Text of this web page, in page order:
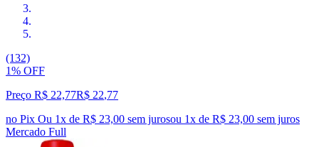
(132)
1% OFF
Preço R$ 22,77R$ 22,77
no Pix Ou 1x de R$ 23,00 sem jurosou 1x de R$ 23,00 sem juros
Mercado Full